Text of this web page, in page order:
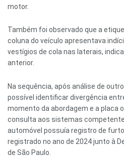
motor.
Também foi observado que a
coluna do veículo apresentava
vestígios de cola nas laterais,
anterior.
Na sequência, após análise de
possível identificar divergência
momento da abordagem e a placa
consulta aos sistemas
automóvel possuía registro de
registrado no ano de 2024 junto à
de São Paulo.